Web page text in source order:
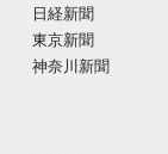
日経新聞
東京新聞
神奈川新聞